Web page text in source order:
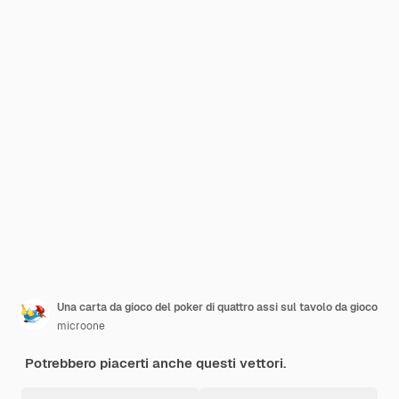
Una carta da gioco del poker di quattro assi sul tavolo da gioco
microone
Potrebbero piacerti anche questi vettori.